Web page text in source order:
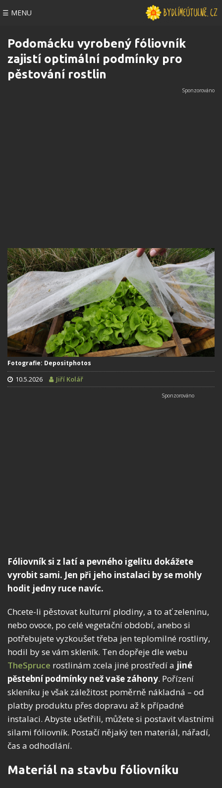
☰ MENU
Podomácku vyrobený fóliovník
zajistí optimální podmínky pro
pěstování rostlin
Fotografie: Depositphotos
10.5.2026 Jiří Kolář
Fóliovník si z latí a pevného igelitu dokážete
vyrobit sami. Jen při jeho instalaci by se mohly
hodit jedny ruce navíc.
Chcete-li pěstovat kulturní plodiny, a to ať zeleninu,
nebo ovoce, po celé vegetační období, anebo si
potřebujete vyzkoušet třeba jen teplomilné rostliny,
hodil by se vám skleník. Ten dopřeje dle webu
TheSpruce rostlinám zcela jiné prostředí a jiné
pěstební podmínky než vaše záhony. Pořízení
skleníku je však záležitost poměrně nákladná – od
platby produktu přes dopravu až k případné
instalaci. Abyste ušetřili, můžete si postavit vlastními
silami fóliovník. Postačí nějaký ten materiál, nářadí,
čas a odhodlání.
Materiál na stavbu fóliovníku